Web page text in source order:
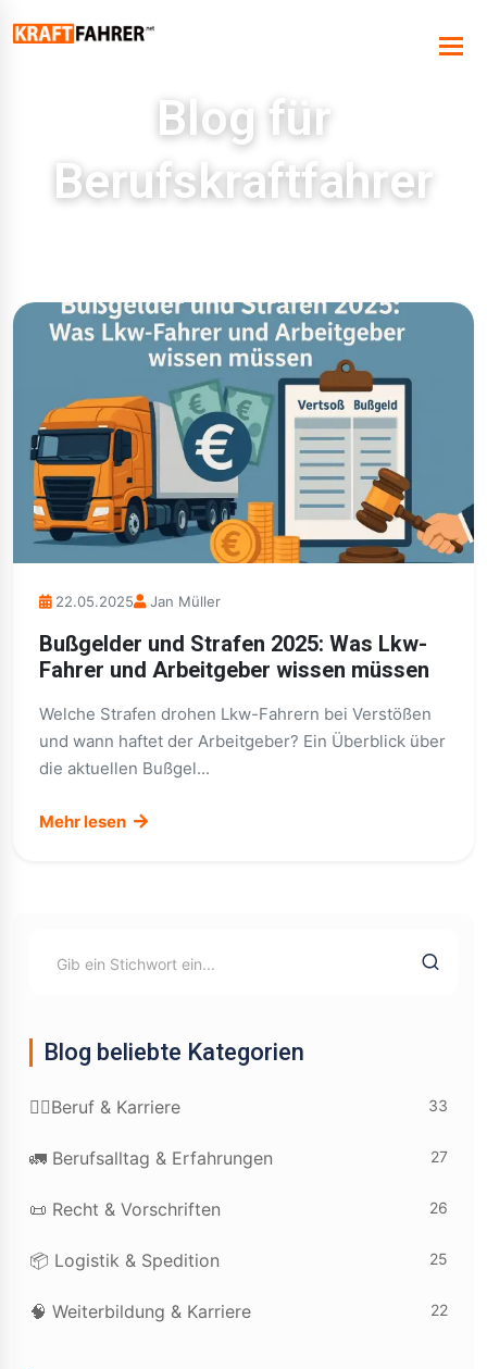
Blog für
Berufskraftfahrer
22.05.2025 Jan Müller
Bußgelder und Strafen 2025: Was Lkw-
Fahrer und Arbeitgeber wissen müssen
Welche Strafen drohen Lkw-Fahrern bei Verstößen
und wann haftet der Arbeitgeber? Ein Überblick über
die aktuellen Bußgel...
Mehr lesen
Blog beliebte Kategorien
👷‍♂️Beruf & Karriere 33
🚛 Berufsalltag & Erfahrungen 27
📜 Recht & Vorschriften 26
📦 Logistik & Spedition 25
🧠 Weiterbildung & Karriere 22